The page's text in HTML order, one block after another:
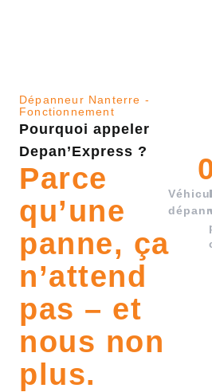
Dépanneur Nanterre -
Fonctionnement
Pourquoi appeler
Depan’Express ?
Parce
qu’une
panne, ça
n’attend
pas – et
nous non
plus.